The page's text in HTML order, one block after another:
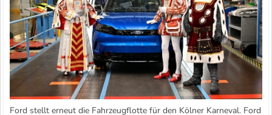
Ford stellt erneut die Fahrzeugflotte für den Kölner Karneval. Ford